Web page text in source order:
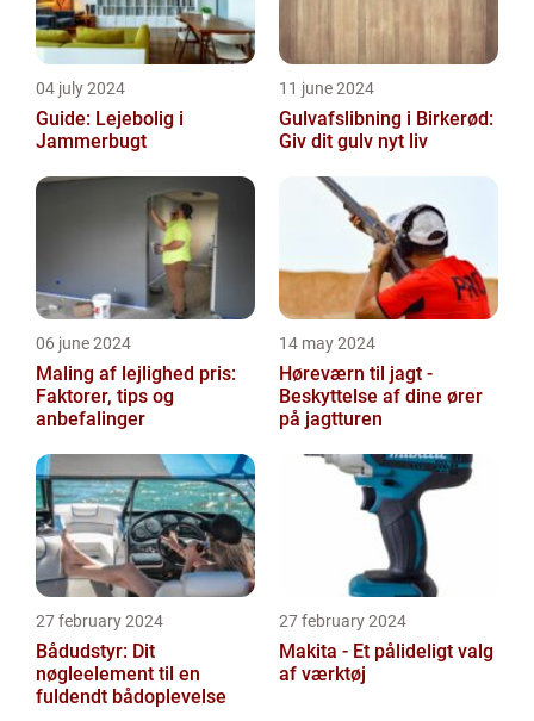
04 july 2024
Guide: Lejebolig i
Jammerbugt
11 june 2024
Gulvafslibning i Birkerød:
Giv dit gulv nyt liv
06 june 2024
Maling af lejlighed pris:
Faktorer, tips og
anbefalinger
14 may 2024
Høreværn til jagt -
Beskyttelse af dine ører
på jagtturen
27 february 2024
Bådudstyr: Dit
nøgleelement til en
fuldendt bådoplevelse
27 february 2024
Makita - Et pålideligt valg
af værktøj